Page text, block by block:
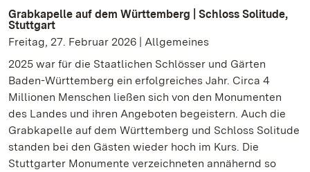
Grabkapelle auf dem Württemberg | Schloss Solitude,
Stuttgart
Freitag, 27. Februar 2026 | Allgemeines
2025 war für die Staatlichen Schlösser und Gärten
Baden-Württemberg ein erfolgreiches Jahr. Circa 4
Millionen Menschen ließen sich von den Monumenten
des Landes und ihren Angeboten begeistern. Auch die
Grabkapelle auf dem Württemberg und Schloss Solitude
standen bei den Gästen wieder hoch im Kurs. Die
Stuttgarter Monumente verzeichneten annähernd so